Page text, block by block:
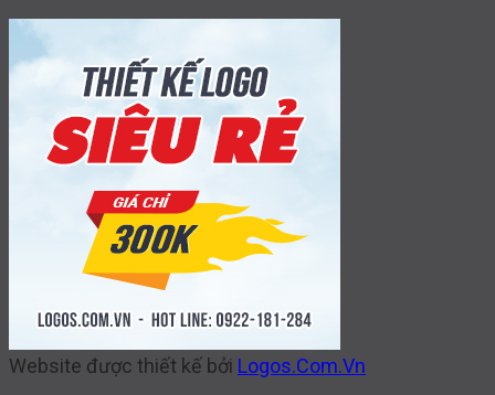
Website được thiết kế bởi Logos.Com.Vn